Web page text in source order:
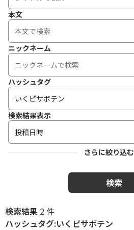
本文
ニックネーム
ハッシュタグ
検索結果表示
投稿日時
さらに絞り込む
検索
検索結果 2 件
ハッシュタグ:いくピサボテン